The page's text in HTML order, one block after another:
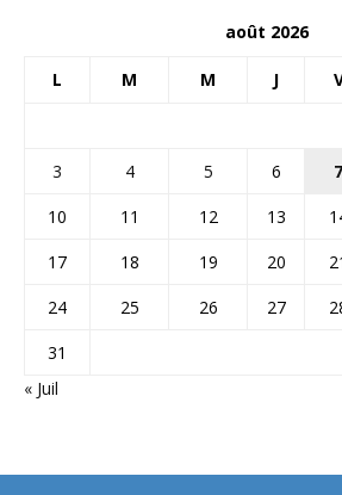
août 2026
L M M J
3
4 5 6 7
10
11 12 13
17
18 19 20
24
25 26 27
31
« Juil